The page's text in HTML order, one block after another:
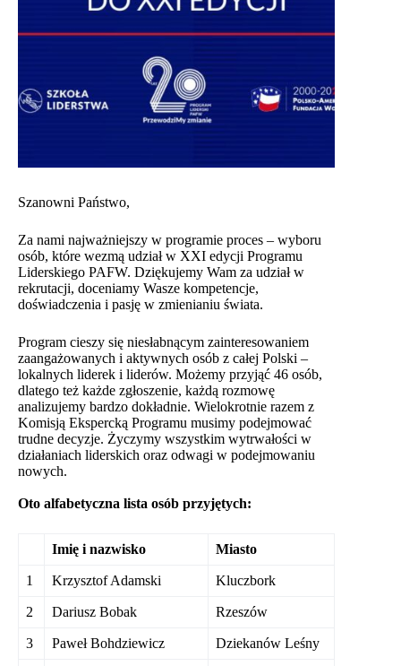
Szanowni Państwo,
Za nami najważniejszy w programie proces – wyboru
osób, które wezmą udział w XXI edycji Programu
Liderskiego PAFW. Dziękujemy Wam za udział w
rekrutacji, doceniamy Wasze kompetencje,
doświadczenia i pasję w zmienianiu świata.
Program cieszy się niesłabnącym zainteresowaniem
zaangażowanych i aktywnych osób z całej Polski –
lokalnych liderek i liderów. Możemy przyjąć 46 osób,
dlatego też każde zgłoszenie, każdą rozmowę
analizujemy bardzo dokładnie. Wielokrotnie razem z
Komisją Ekspercką Programu musimy podejmować
trudne decyzje. Życzymy wszystkim wytrwałości w
działaniach liderskich oraz odwagi w podejmowaniu
nowych.
Oto alfabetyczna lista osób przyjętych:
Imię i nazwisko Miasto
1 Krzysztof Adamski Kluczbork
2 Dariusz Bobak Rzeszów
3 Paweł Bohdziewicz Dziekanów Leśny